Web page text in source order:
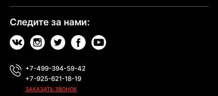
Следите за нами:
+7-499-394-59-42
+7-925-621-18-19
ЗАКАЗАТЬ ЗВОНОК